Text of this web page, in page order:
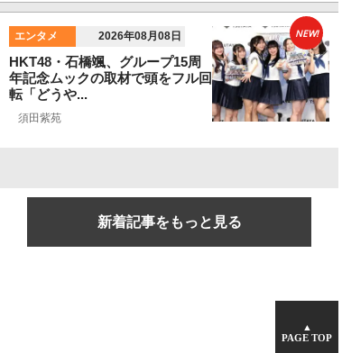
エンタメ 2026年08月08日
HKT48・石橋颯、グループ15周
年記念ムックの取材で頭をフル回
転「どうや...
須田紫苑
NEW!
新着記事をもっと見る
▲
PAGE TOP